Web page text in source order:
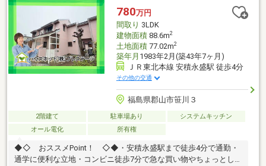
780万円
間取り 3LDK
建物面積88.6m2
土地面積77.02m2
築年月 1983年2月(築43年7ヶ月)
ＪＲ東北本線 安積永盛駅 徒歩4分
その他の交通
福島県郡山市笹川３
2階建て 駐車場あり
システムキッチン
オール電化
所有権
◆◇ おススメPoint！ ◇◆・安積永盛駅まで徒歩4分で通勤・
通学に便利な立地・コンビニ徒歩7分で急な買い物やちょっとした